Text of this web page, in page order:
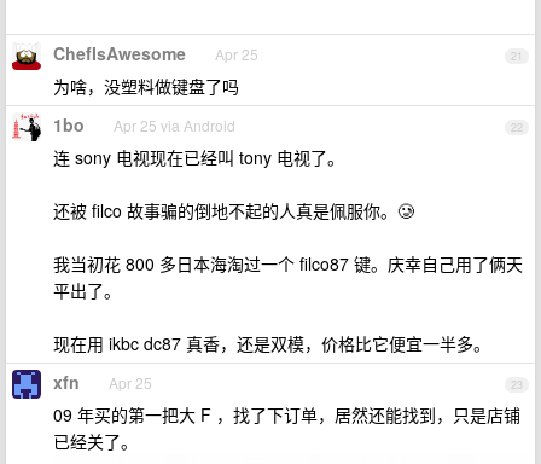
21
ChefIsAwesome Apr 25
为啥，没塑料做键盘了吗
22
1bo Apr 25 via Android
连 sony 电视现在已经叫 tony 电视了。
还被 filco 故事骗的倒地不起的人真是佩服你。🥲
我当初花 800 多日本海淘过一个 filco87 键。庆幸自己用了俩天
平出了。
现在用 ikbc dc87 真香，还是双模，价格比它便宜一半多。
23
xfn Apr 25
09 年买的第一把大 F ，找了下订单，居然还能找到，只是店铺
已经关了。